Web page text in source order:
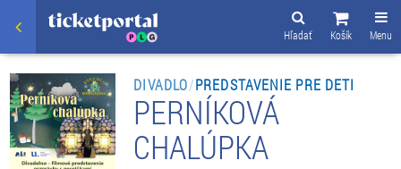
Menu
Košík
Hľadať
DIVADLO/PREDSTAVENIE PRE DETI
PERNÍKOVÁ
CHALÚPKA